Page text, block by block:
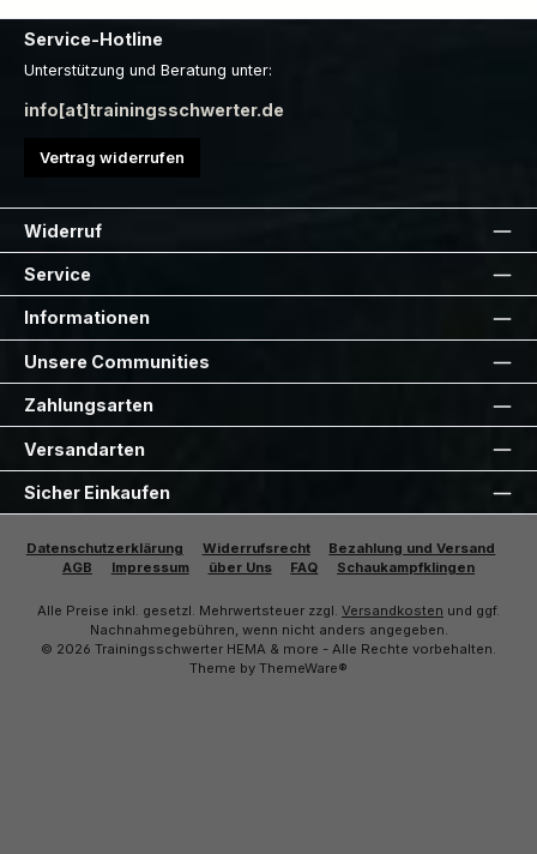
Service-Hotline
Unterstützung und Beratung unter:
info[at]trainingsschwerter.de
Vertrag widerrufen
Widerruf
Service
Informationen
Unsere Communities
Zahlungsarten
Versandarten
Sicher Einkaufen
Datenschutzerklärung Widerrufsrecht
Bezahlung und Versand
AGB
Impressum über Uns FAQ Schaukampfklingen
Alle Preise inkl. gesetzl. Mehrwertsteuer zzgl. Versandkosten und ggf.
Nachnahmegebühren, wenn nicht anders angegeben.
© 2026 Trainingsschwerter HEMA & more - Alle Rechte vorbehalten.
Theme by ThemeWare®